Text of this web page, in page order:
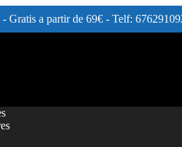
Gratis a partir de 69€ - Telf: